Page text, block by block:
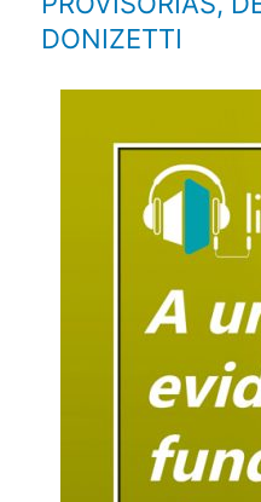
DONIZETTI